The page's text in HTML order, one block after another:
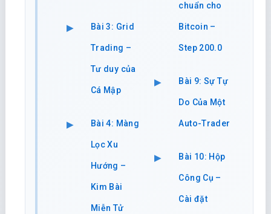
Bài 3: Grid
Trading –
Tư duy của
Cá Mập
Bài 4: Màng
Lọc Xu
Hướng –
Kim Bài
Miễn Tử
chuẩn cho
Bitcoin –
Step 200.0
Bài 9: Sự Tự
Do Của Một
Auto-Trader
Bài 10: Hộp
Công Cụ –
Cài đặt